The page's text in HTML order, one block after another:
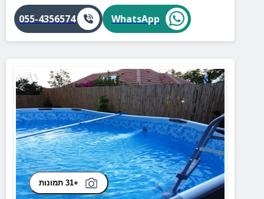
WhatsApp
055-4356574
+31 תמונות